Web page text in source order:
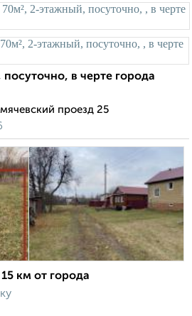
в черте города
проезд 25
км от города